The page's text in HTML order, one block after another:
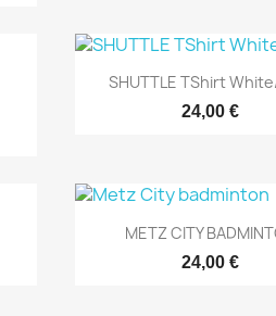
Aperçu
SHUTTLE TShirt
24,00 €
Aperçu
METZ CITY
24,00 €